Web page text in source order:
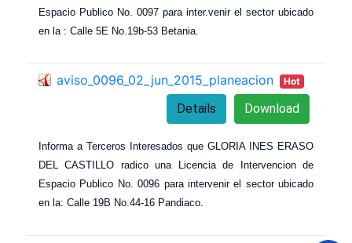
Espacio Publico No. 0097 para inter.venir el sector ubicado
en la : Calle 5E No.19b-53 Betania.
aviso_0096_02_jun_2015_planeacion Hot
Download
Details
Informa a Terceros Interesados que GLORIA INES ERASO
DEL CASTILLO radico una Licencia de Intervencion de
Espacio Publico No. 0096 para intervenir el sector ubicado
en la: Calle 19B No.44-16 Pandiaco.